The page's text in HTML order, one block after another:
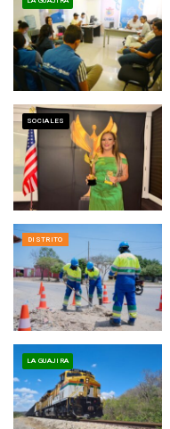
SOCIALES
DISTRITO
LA GUAJIRA